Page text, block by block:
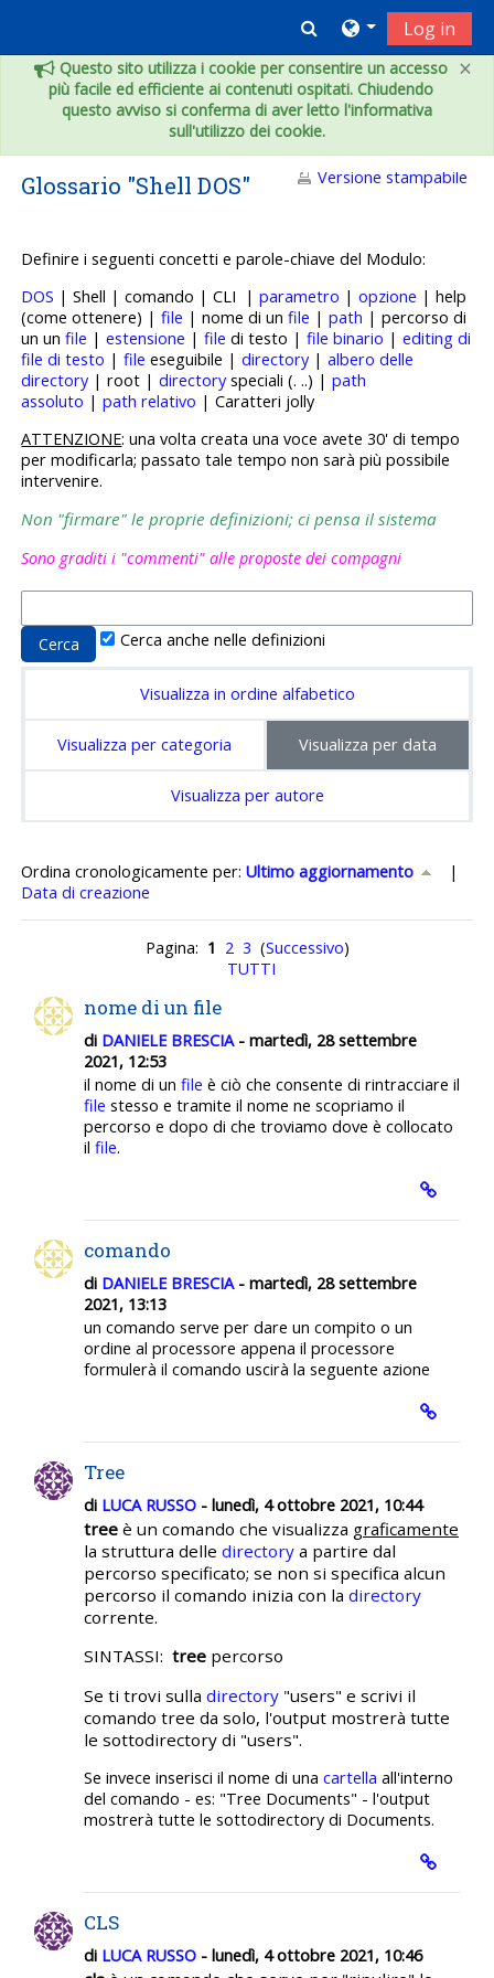
×
Questo sito utilizza i cookie per consentire un accesso
più facile ed efficiente ai contenuti ospitati. Chiudendo
questo avviso si conferma di aver letto l'informativa
sull'utilizzo dei cookie.
Toggle search
Log in
Glossario "Shell DOS" Versione stampabile
Definire i seguenti concetti e parole-chiave del Modulo:
DOS | Shell | comando | CLI |parametro |opzione | help
(come ottenere) |file | nome di unfile |path | percorso di
un unfile |estensione |file di testo |file binario |editing di
file di testo |file eseguibile |directory |albero delle
directory | root |directory speciali (. ..) |path
assoluto |path relativo | Caratteri jolly
ATTENZIONE: una volta creata una voce avete 30' di tempo
per modificarla; passato tale tempo non sarà più possibile
intervenire.
Non "firmare" le proprie definizioni; ci pensa il sistema
Sono graditi i "commenti" alle proposte dei compagni
Cerca anche nelle definizioni
Visualizza in ordine alfabetico
Visualizza per categoria Visualizza per data
Visualizza per autore
Ordinato per Ultimo aggiornamento crescente
Ordina cronologicamente per:Ultimo aggiornamento
|
Data di creazione
Pagina: 1 2 3 (Successivo)
TUTTI
nome di un file
di DANIELE BRESCIA- martedì, 28 settembre
2021, 12:53
il nome di un file è ciò che consente di rintracciare il
file stesso e tramite il nome ne scopriamo il
percorso e dopo di che troviamo dove è collocato
il file.
comando
di DANIELE BRESCIA- martedì, 28 settembre
2021, 13:13
un comando serve per dare un compito o un
ordine al processore appena il processore
formulerà il comando uscirà la seguente azione
Tree
di LUCA RUSSO - lunedì, 4 ottobre 2021, 10:44
tree è un comando che visualizza graficamente
la struttura delle directory a partire dal
percorso specificato; se non si specifica alcun
percorso il comando inizia con la directory
corrente.
SINTASSI: tree percorso
Se ti trovi sulla directory "users" e scrivi il
comando tree da solo, l'output mostrerà tutte
le sottodirectory di "users".
Se invece inserisci il nome di una cartella all'interno
del comando - es: "Tree Documents" - l'output
mostrerà tutte le sottodirectory di Documents.
CLS
di LUCA RUSSO - lunedì, 4 ottobre 2021, 10:46